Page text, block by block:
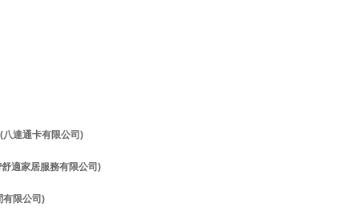
達通卡有限公司)
適家居服務有限公司)
有限公司)